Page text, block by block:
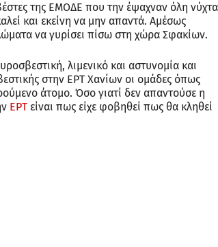
της ΕΜΟΔΕ που την έψαχναν όλη
και εκείνη να μην απαντά. Αμέσως
να γυρίσει πίσω στη χώρα Σφακίων.
λιμενικό και αστυνομία και
στην ΕΡΤ Χανίων οι ομάδες όπως
άτομο. Όσο γιατί δεν απαντούσε η
ΕΡΤ είναι πως είχε φοβηθεί πως θα κληθεί